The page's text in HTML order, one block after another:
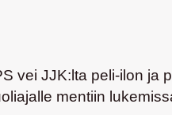
vei JJK:lta peli-ilon ja
mentiin